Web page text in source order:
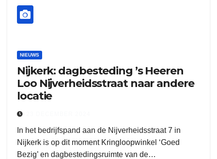
NIEUWS
Nijkerk: dagbesteding ’s Heeren
Loo Nijverheidsstraat naar andere
locatie
In het bedrijfspand aan de Nijverheidsstraat 7 in
Nijkerk is op dit moment Kringloopwinkel ‘Goed
Bezig’ en dagbestedingsruimte van de…